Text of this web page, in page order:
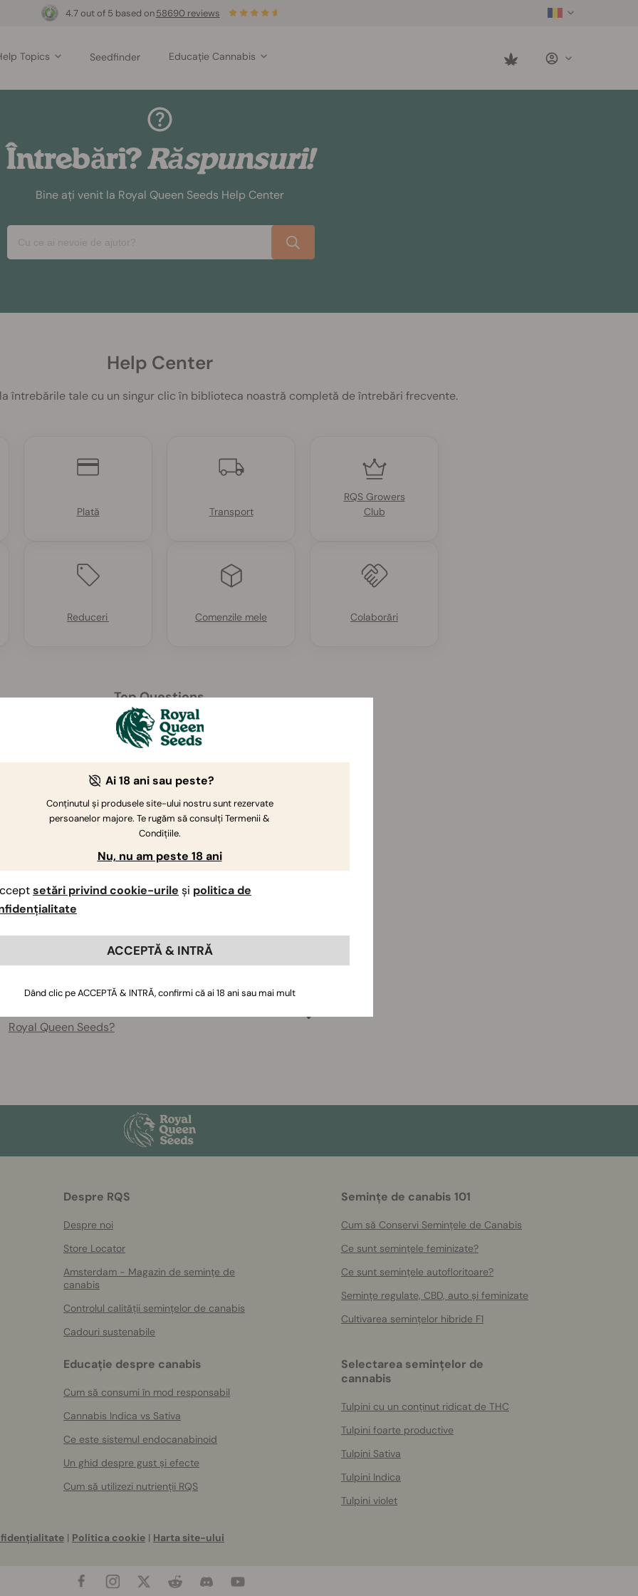
4.7 out of 5 based on58690 reviews
Topics Seedfinder Educație Cannabis
Întrebări? Răspunsuri!
Bine ați venit la Royal Queen Seeds Help Center
Help Center
întrebările tale cu un singur clic în biblioteca noastră completă de întrebări frecvente.
Plată Transport
RQS Growers
Club
Reduceri Comenzile mele Colaborări
Top Questions
Cum funcționează Clubul Crescătorilor?
Pot primi un voucher de reducere?
Oferiți tulpini cu conținut ridicat de CBD sau soiuri
Ce tipuri de semințe de canabis oferă Royal Queen
Royal Queen Seeds?
Despre RQS
Despre noi
Store Locator
Amsterdam - Magazin de semințe de
canabis
Controlul calității semințelor de canabis
Cadouri sustenabile
Semințe de canabis 101
Cum să Conservi Semințele de Canabis
Ce sunt semințele feminizate?
Ce sunt semințele autofloritoare?
Semințe regulate, CBD, auto și feminizate
Cultivarea semințelor hibride F1
Educație despre canabis
Cum să consumi în mod responsabil
Cannabis Indica vs Sativa
Ce este sistemul endocanabinoid
Un ghid despre gust și efecte
Cum să utilizezi nutrienții RQS
Selectarea semințelor de
cannabis
Tulpini cu un conținut ridicat de THC
Tulpini foarte productive
Tulpini Sativa
Tulpini Indica
Tulpini violet
| Politica cookie | Harta site-ului
Ai 18 ani sau peste?
Conținutul și produsele site-ului nostru sunt rezervate
persoanelor majore. Te rugăm să consulți Termenii &
Condițiile.
Nu, nu am peste 18 ani
setări privind cookie-urile și politica de
ACCEPTĂ & INTRĂ
Dând clic pe ACCEPTĂ & INTRĂ, confirmi că ai 18 ani sau mai mult